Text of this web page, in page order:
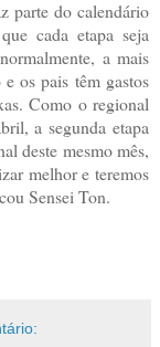
parte do calendário
cada etapa seja
a mais
os pais têm gastos
Como o regional
a segunda etapa
deste mesmo mês,
melhor e teremos
Sensei Ton.